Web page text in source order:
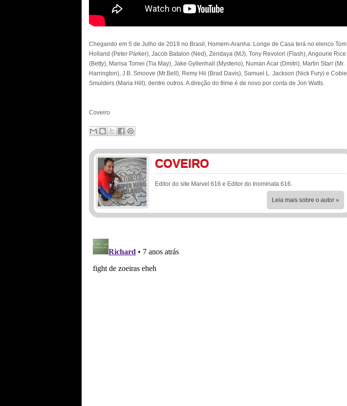
Chegando em 5 de Julho de 2019 no Brasil, Homem-Aranha: Longe de Casa terá no elenco Tom
Holland (Peter Parker), Jacob Batalon (Ned), Zendaya (MJ), Tony Revolori (Flash), Angourie Rice
(Betty), Marisa Tomei (Tia May), Jake Gyllenhall (Mysterio), Numan Acar (Dmitri), Martin Starr (Mr.
Harrington), J.B. Smoove (Mr.Bell), Remy Hii (Brad Davis), Samuel L. Jackson (Nick Fury) e Cobie
Smulders (Maria Hill), dentre outros. A direção do filme é de novo por conta de Jon Watts.
Coveiro
COVEIRO
Editor do site Marvel 616 e Editor do Inominata 616.
Leia mais sobre o autor »